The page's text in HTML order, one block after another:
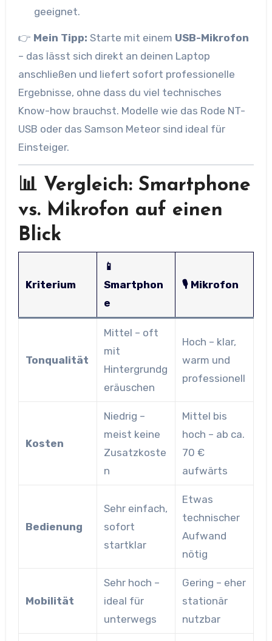
geeignet.
👉 Mein Tipp: Starte mit einem USB-Mikrofon
– das lässt sich direkt an deinen Laptop
anschließen und liefert sofort professionelle
Ergebnisse, ohne dass du viel technisches
Know-how brauchst. Modelle wie das Rode NT-
USB oder das Samson Meteor sind ideal für
Einsteiger.
📊 Vergleich: Smartphone
vs. Mikrofon auf einen
Blick
Kriterium
📱
Smartphon
e
🎙️ Mikrofon
Tonqualität
Mittel – oft
mit
Hintergrundg
eräuschen
Hoch – klar,
warm und
professionell
Kosten
Niedrig –
meist keine
Zusatzkoste
n
Mittel bis
hoch – ab ca.
70 €
aufwärts
Bedienung
Sehr einfach,
sofort
startklar
Etwas
technischer
Aufwand
nötig
Mobilität
Sehr hoch –
ideal für
unterwegs
Gering – eher
stationär
nutzbar